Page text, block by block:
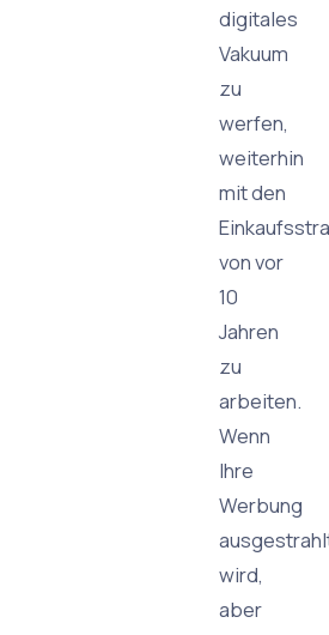
digitales
Vakuum
zu
werfen,
weiterhin
mit den
von vor
10
Jahren
zu
arbeiten.
Wenn
Ihre
Werbung
wird,
aber